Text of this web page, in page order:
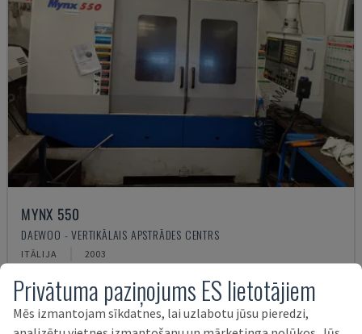
MYNX 550
DAEWOO - VERTIKĀLAIS APSTRĀDES CENTRS
ITĀLIJA 2003
21.000 €
Privātuma paziņojums ES lietotājiem
Mēs izmantojam sīkdatnes, lai uzlabotu jūsu pieredzi,